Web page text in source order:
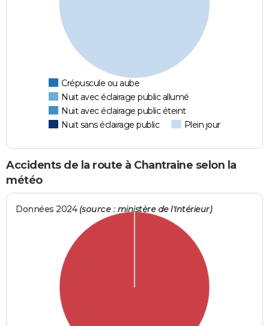
Crépuscule ou aube
Nuit avec éclairage public allumé
Nuit avec éclairage public éteint
Nuit sans éclairage public
Plein jour
Accidents de la route à Chantraine selon la
météo
Données 2024 (source : ministère de l'Intérieur)